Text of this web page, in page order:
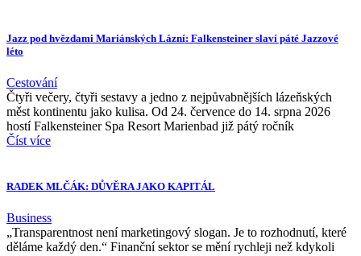
Jazz pod hvězdami Mariánských Lázní: Falkensteiner slaví páté Jazzové
léto
Cestování
Čtyři večery, čtyři sestavy a jedno z nejpůvabnějších lázeňských
měst kontinentu jako kulisa. Od 24. července do 14. srpna 2026
hostí Falkensteiner Spa Resort Marienbad již pátý ročník
Číst více
RADEK MLČÁK: DŮVĚRA JAKO KAPITÁL
Business
„Transparentnost není marketingový slogan. Je to rozhodnutí, které
děláme každý den.“ Finanční sektor se mění rychleji než kdykoli